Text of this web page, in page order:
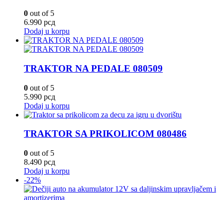
0 out of 5
6.990 рсд
Dodaj u korpu
TRAKTOR NA PEDALE 080509
0 out of 5
5.990 рсд
Dodaj u korpu
TRAKTOR SA PRIKOLICOM 080486
0 out of 5
8.490 рсд
Dodaj u korpu
-22%